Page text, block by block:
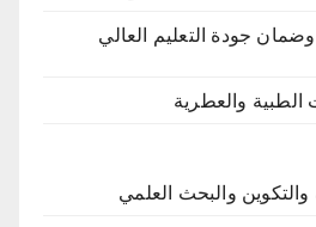
وضمان جودة التعليم العالي
الطبية والعطرية
والتكوين والبحث العلمي